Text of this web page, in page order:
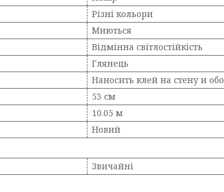
Різні кольори
Миються
Відмінна світлостійкість
Глянець
Наносить клей на стену и
53 см
10.05 м
Новий
Звичайні